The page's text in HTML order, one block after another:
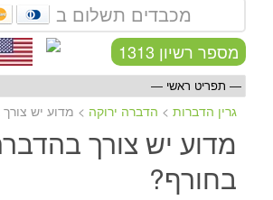
מכבדים תשלום ב
מספר רשיון 1313
גרין הדברות > הדברה ירוקה > מדוע יש
מדוע יש צורך
בחורף?